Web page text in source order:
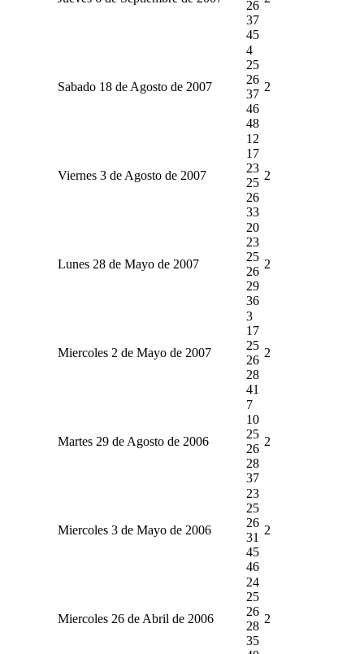
26
37
45
Sabado 18 de Agosto de 2007
4
25
26
37
46
48
2
Viernes 3 de Agosto de 2007
12
17
23
25
26
33
2
Lunes 28 de Mayo de 2007
20
23
25
26
29
36
2
Miercoles 2 de Mayo de 2007
3
17
25
26
28
41
2
Martes 29 de Agosto de 2006
7
10
25
26
28
37
2
Miercoles 3 de Mayo de 2006
23
25
26
31
45
46
2
Miercoles 26 de Abril de 2006
24
25
26
28
35
2